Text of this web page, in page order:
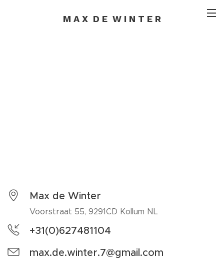
M A X D E W I N T E R
Max de Winter
Voorstraat 55, 9291CD Kollum NL
+31(0)627481104
max.de.winter.7@gmail.com